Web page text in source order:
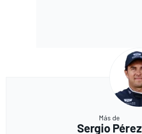
Más de
Sergio Pérez